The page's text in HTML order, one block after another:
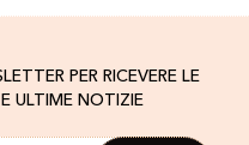
PER RICEVERE LE
ULTIME NOTIZIE